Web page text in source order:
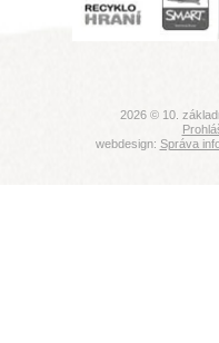
2026 © 10.
webdesign: Správa